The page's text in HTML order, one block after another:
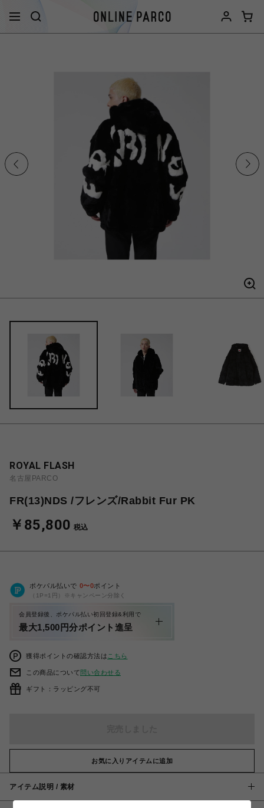
ROYAL FLASH
名古屋PARCO
FR(13)NDS /フレンズ/Rabbit Fur PK
￥85,800 税込
ポケパル払いで 0〜0ポイント
（1P=1円）※キャンペーン分除く
会員登録後、ポケパル払い初回登録&利用で
最大1,500円分ポイント進呈
獲得ポイントの確認方法は こちら
この商品について問い合わせる
ギフト：ラッピング不可
お気に入りアイテムに追加
アイテム説明 / 素材